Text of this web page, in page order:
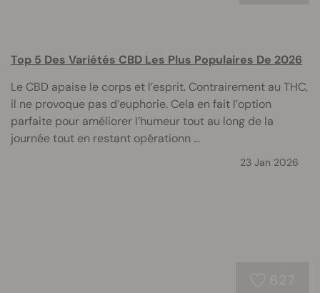
Top 5 Des Variétés CBD Les Plus Populaires De 2026
Le CBD apaise le corps et l’esprit. Contrairement au THC,
il ne provoque pas d’euphorie. Cela en fait l’option
parfaite pour améliorer l’humeur tout au long de la
journée tout en restant opérationn ...
23 Jan 2026